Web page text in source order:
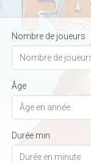
Nombre de joueurs
Âge
Durée min